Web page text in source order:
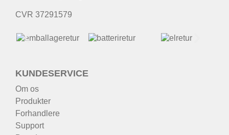
CVR 37291579
KUNDESERVICE
Om os
Produkter
Forhandlere
Support